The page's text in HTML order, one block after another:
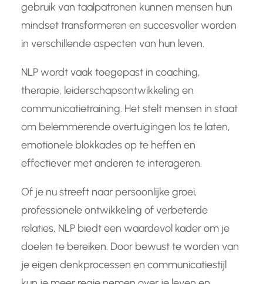
gebruik van taalpatronen kunnen mensen hun
mindset transformeren en succesvoller worden
in verschillende aspecten van hun leven.
NLP wordt vaak toegepast in coaching,
therapie, leiderschapsontwikkeling en
communicatietraining. Het stelt mensen in staat
om belemmerende overtuigingen los te laten,
emotionele blokkades op te heffen en
effectiever met anderen te interageren.
Of je nu streeft naar persoonlijke groei,
professionele ontwikkeling of verbeterde
relaties, NLP biedt een waardevol kader om je
doelen te bereiken. Door bewust te worden van
je eigen denkprocessen en communicatiestijl